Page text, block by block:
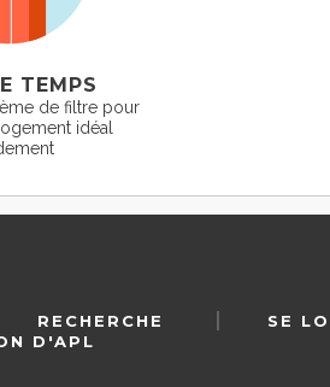
TEMPS
de filtre pour
idéal
RECHERCHE SE
D'APL